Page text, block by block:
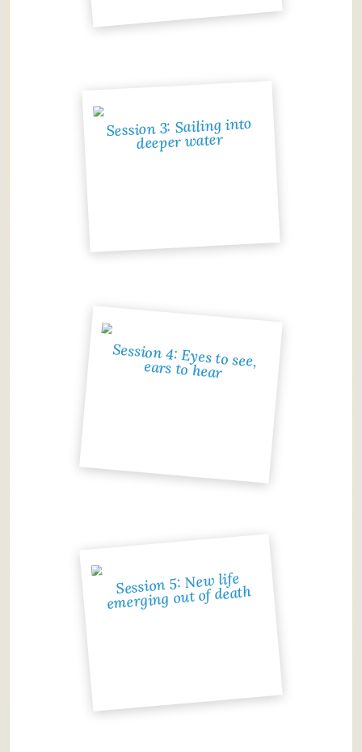
Session 3: Sailing into
deeper water
Session 4: Eyes to see,
ears to hear
Session 5: New life
emerging out of death